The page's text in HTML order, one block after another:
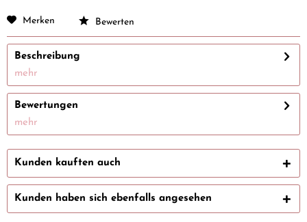
Merken Bewerten
Beschreibung
mehr
Bewertungen
mehr
Kunden kauften auch
Kunden haben sich ebenfalls angesehen